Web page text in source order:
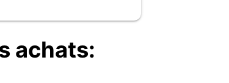
achats: